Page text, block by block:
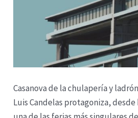
Casanova de la chulapería y
Luis Candelas protagoniza, desde